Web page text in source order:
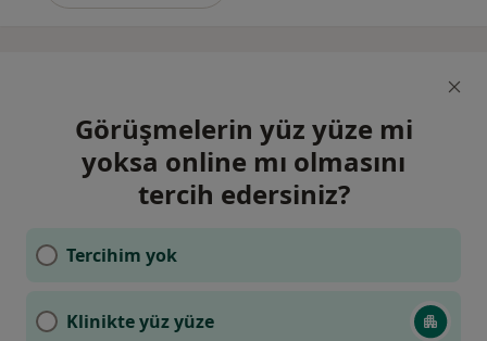
Görüşmelerin yüz yüze mi
yoksa online mı olmasını
tercih edersiniz?
Tercihim yok
Klinikte yüz yüze